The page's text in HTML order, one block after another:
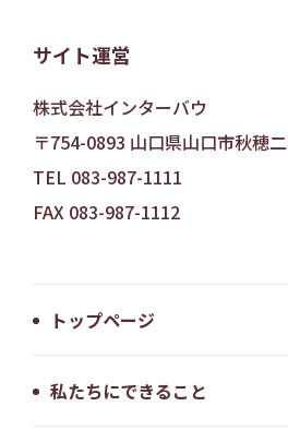
サイト運営
株式会社インターバウ
〒754-0893 山口県山口市秋穂
TEL 083-987-1111
FAX 083-987-1112
トップページ
私たちにできること